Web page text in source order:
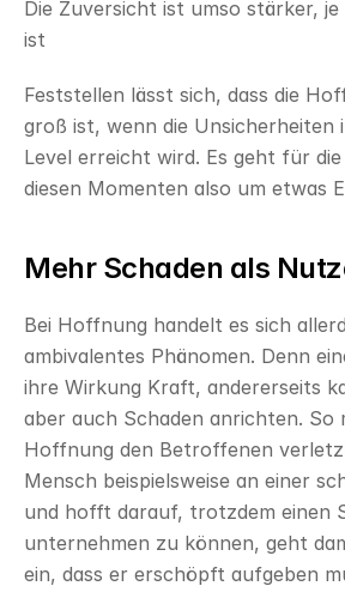
Die Zuversicht ist umso stärker,
ist
Feststellen lässt sich, dass die
groß ist, wenn die Unsicherheiten
Level erreicht wird. Es geht für
diesen Momenten also um etwas
Mehr Schaden als
Bei Hoffnung handelt es sich
ambivalentes Phänomen. Denn
ihre Wirkung Kraft, andererseits
aber auch Schaden anrichten. So
Hoffnung den Betroffenen
Mensch beispielsweise an einer
und hofft darauf, trotzdem einen
unternehmen zu können, geht
ein, dass er erschöpft aufgeben